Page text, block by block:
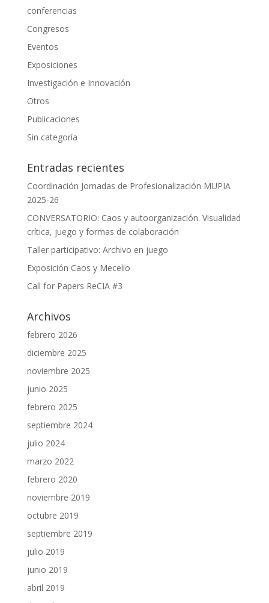
conferencias
Congresos
Eventos
Exposiciones
Investigación e Innovación
Otros
Publicaciones
Sin categoría
Entradas recientes
Coordinación Jornadas de Profesionalización MUPIA
2025-26
CONVERSATORIO: Caos y autoorganización. Visualidad
crítica, juego y formas de colaboración
Taller participativo: Archivo en juego
Exposición Caos y Mecelio
Call for Papers ReCIA #3
Archivos
febrero 2026
diciembre 2025
noviembre 2025
junio 2025
febrero 2025
septiembre 2024
julio 2024
marzo 2022
febrero 2020
noviembre 2019
octubre 2019
septiembre 2019
julio 2019
junio 2019
abril 2019